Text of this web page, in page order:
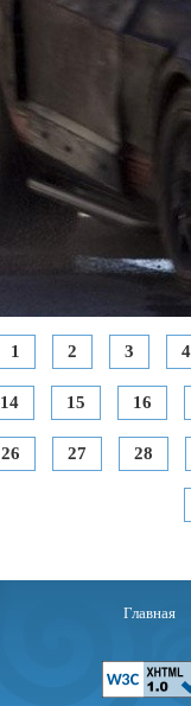
1 2 3 4
14 15 16
26 27 28
Главная